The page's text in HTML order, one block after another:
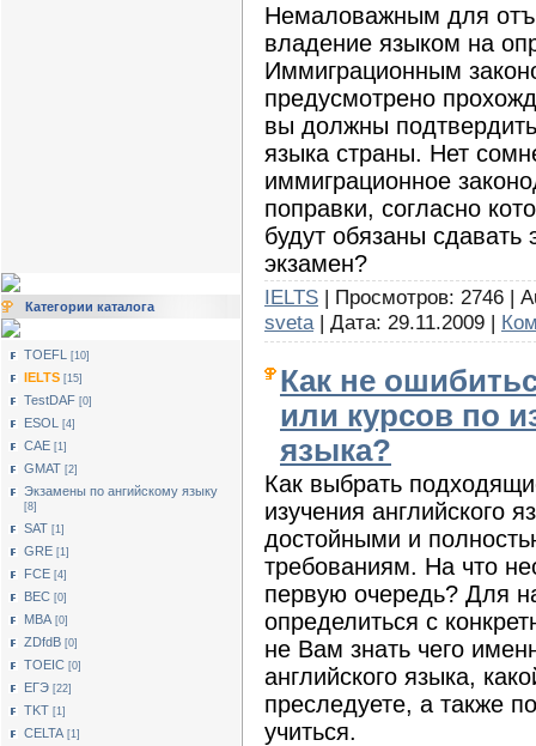
Категории каталога
TOEFL [10]
IELTS [15]
TestDAF [0]
ESOL [4]
САЕ [1]
GMAT [2]
Экзамены по ангийскому языку
[8]
SAT [1]
GRE [1]
FCE [4]
BEC [0]
MBA [0]
ZDfdB [0]
TOEIC [0]
ЕГЭ [22]
TKT [1]
CELTA [1]
Немаловажным для
владение языком на
Иммиграционным
предусмотрено
вы должны
языка страны. Нет
иммиграционное
поправки, согласно
будут обязаны сдавать
экзамен?
IELTS | Просмотров: 2746 |
sveta | Дата: 29.11.2009 |
Как не
или курсов по
языка?
Как выбрать
изучения английского
достойными и
требованиям. На что
первую очередь? Для
определиться с
не Вам знать чего
английского языка,
преследуете, а также
учиться.